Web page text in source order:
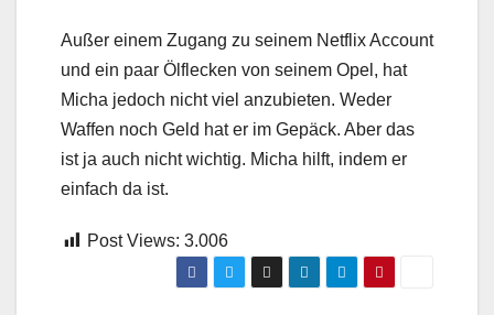
Außer einem Zugang zu seinem Netflix Account
und ein paar Ölflecken von seinem Opel, hat
Micha jedoch nicht viel anzubieten. Weder
Waffen noch Geld hat er im Gepäck. Aber das
ist ja auch nicht wichtig. Micha hilft, indem er
einfach da ist.
Post Views: 3.006